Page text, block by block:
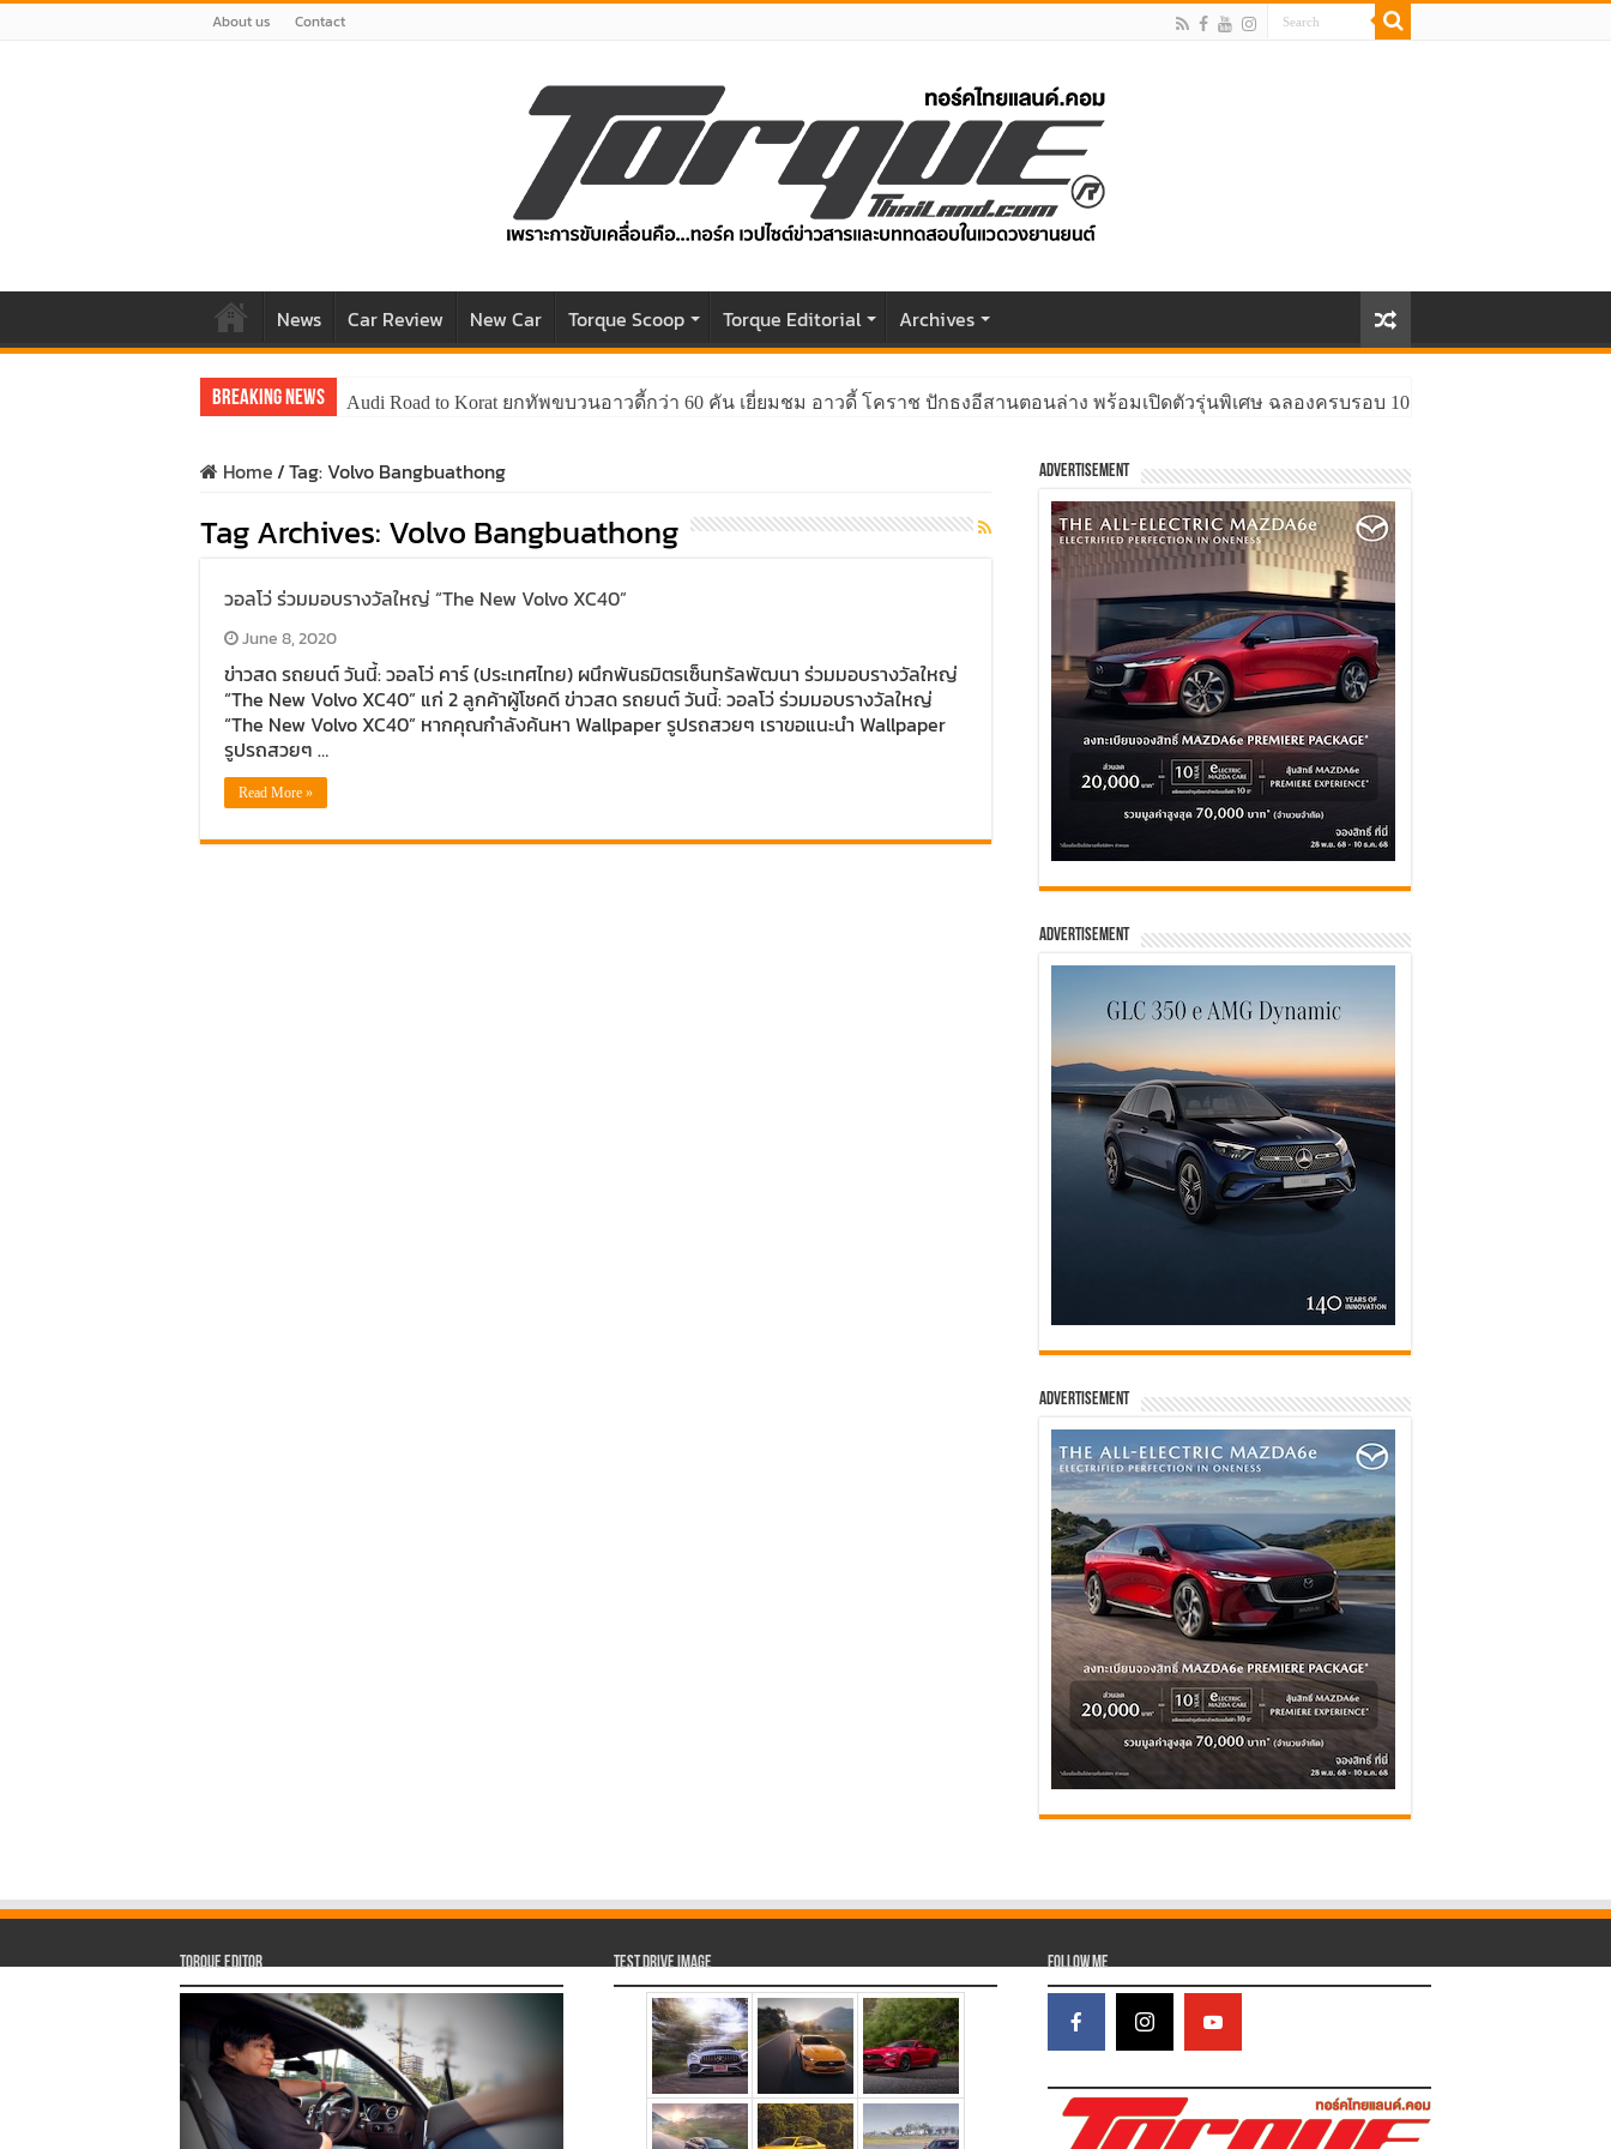
About us Contact
News Car Review New Car Torque Scoop Torque Editorial Archives
Breaking News Audi Road to Korat ยกทัพขบวนอาวดี้กว่า 60 คัน เยี่ยมชม อาวดี้ โคราช ปักธงอีสานตอนล่าง พร้อมเปิดตัวรุ่นพิเศษ ฉลองครบรอบ 10 ปี RS Q3 Sportback
Home/Tag:Volvo Bangbuathong
Tag Archives: Volvo Bangbuathong
วอลโว่ ร่วมมอบรางวัลใหญ่ “The New Volvo XC40”
June 8, 2020
ข่าวสด รถยนต์ วันนี้: วอลโว่ คาร์ (ประเทศไทย) ผนึกพันธมิตรเซ็นทรัลพัฒนา ร่วมมอบรางวัลใหญ่
“The New Volvo XC40” แก่ 2 ลูกค้าผู้โชคดี ข่าวสด รถยนต์ วันนี้: วอลโว่ ร่วมมอบรางวัลใหญ่
“The New Volvo XC40” หากคุณกำลังค้นหา Wallpaper รูปรถสวยๆ เราขอแนะนำ Wallpaper
รูปรถสวยๆ …
Read More »
Advertisement
Advertisement
Advertisement
Torque Editor Test Drive Image Follow Me